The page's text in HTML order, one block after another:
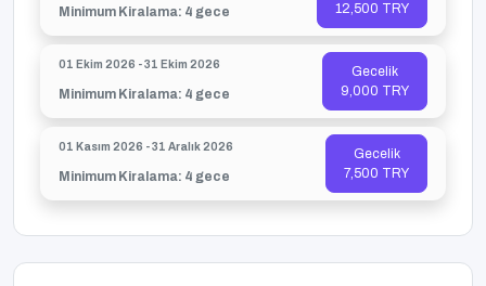
12,500 TRY
Minimum Kiralama: 4 gece
01 Ekim 2026 - 31 Ekim 2026
Gecelik
9,000 TRY
Minimum Kiralama: 4 gece
01 Kasım 2026 - 31 Aralık 2026
Gecelik
7,500 TRY
Minimum Kiralama: 4 gece